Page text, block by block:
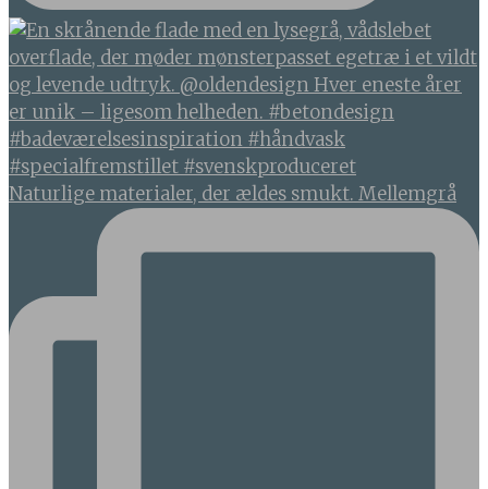
Naturlige materialer, der ældes smukt. Mellemgrå